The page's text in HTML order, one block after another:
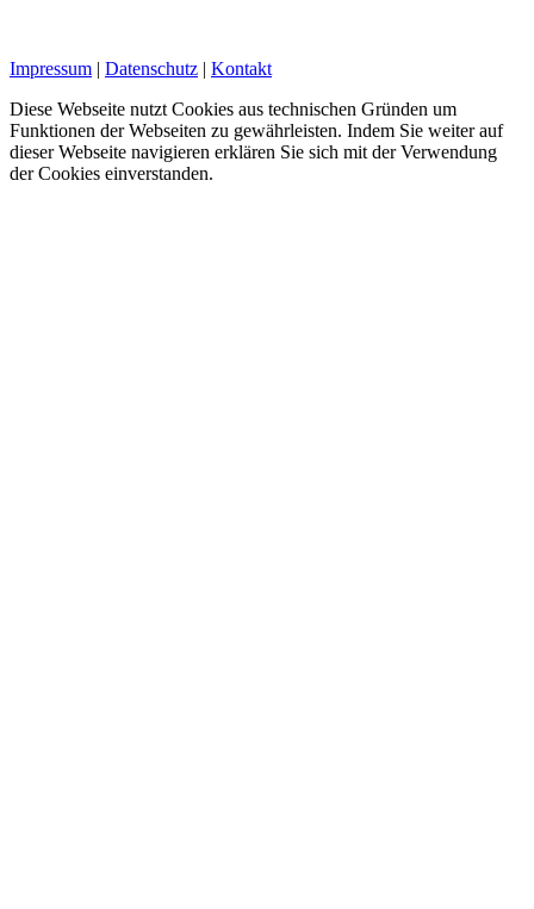
Impressum | Datenschutz | Kontakt
Diese Webseite nutzt Cookies aus technischen Gründen um
Funktionen der Webseiten zu gewährleisten. Indem Sie weiter auf
dieser Webseite navigieren erklären Sie sich mit der Verwendung
der Cookies einverstanden.